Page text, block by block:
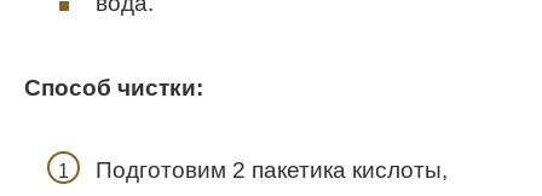
Способ чистки:
Подготовим 2 пакетика кислоты,